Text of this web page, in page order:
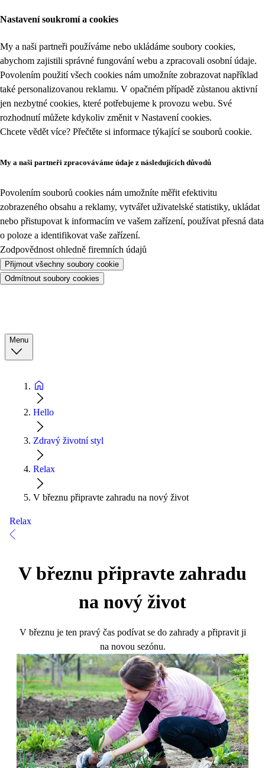
Nastavení soukromí a cookies
My a naši partneři používáme nebo ukládáme soubory cookies,
abychom zajistili správné fungování webu a zpracovali osobní údaje.
Povolením použití všech cookies nám umožníte zobrazovat například
také personalizovanou reklamu. V opačném případě zůstanou aktivní
jen nezbytné cookies, které potřebujeme k provozu webu. Své
rozhodnutí můžete kdykoliv změnit v Nastavení cookies.
Chcete vědět více? Přečtěte si informace týkající se souborů cookie.
My a naši partneři zpracováváme údaje z následujících důvodů
Povolením souborů cookies nám umožníte měřit efektivitu
zobrazeného obsahu a reklamy, vytvářet uživatelské statistiky, ukládat
nebo přistupovat k informacím ve vašem zařízení, používat přesná data
o poloze a identifikovat vaše zařízení.
Zodpovědnost ohledně firemních údajů
Přijmout všechny soubory cookie
Odmítnout soubory cookies
Menu
Hello
Zdravý životní styl
Relax
V březnu připravte zahradu na nový život
Relax
V březnu připravte zahradu
na nový život
V březnu je ten pravý čas podívat se do zahrady a připravit ji
na novou sezónu.